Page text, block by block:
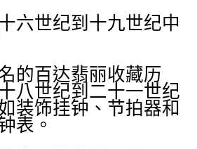
六世纪到十九世纪中
的百达翡丽收藏历
八世纪到二十一世纪
装饰挂钟、节拍器和
表。